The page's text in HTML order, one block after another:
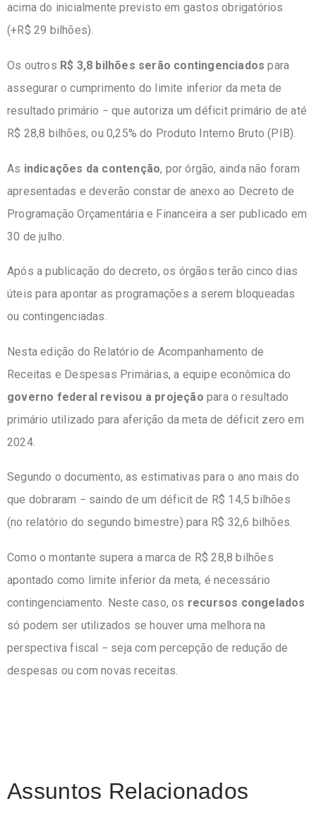
acima do inicialmente previsto em gastos obrigatórios
(+R$ 29 bilhões).
Os outros R$ 3,8 bilhões serão contingenciados para
assegurar o cumprimento do limite inferior da meta de
resultado primário − que autoriza um déficit primário de até
R$ 28,8 bilhões, ou 0,25% do Produto Interno Bruto (PIB).
As indicações da contenção, por órgão, ainda não foram
apresentadas e deverão constar de anexo ao Decreto de
Programação Orçamentária e Financeira a ser publicado em
30 de julho.
Após a publicação do decreto, os órgãos terão cinco dias
úteis para apontar as programações a serem bloqueadas
ou contingenciadas.
Nesta edição do Relatório de Acompanhamento de
Receitas e Despesas Primárias, a equipe econômica do
governo federal revisou a projeção para o resultado
primário utilizado para aferição da meta de déficit zero em
2024.
Segundo o documento, as estimativas para o ano mais do
que dobraram − saindo de um déficit de R$ 14,5 bilhões
(no relatório do segundo bimestre) para R$ 32,6 bilhões.
Como o montante supera a marca de R$ 28,8 bilhões
apontado como limite inferior da meta, é necessário
contingenciamento. Neste caso, os recursos congelados
só podem ser utilizados se houver uma melhora na
perspectiva fiscal − seja com percepção de redução de
despesas ou com novas receitas.
Assuntos Relacionados